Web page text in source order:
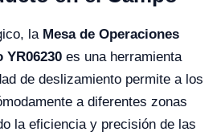
la Mesa de Operaciones
es una herramienta
de deslizamiento permite a los
a diferentes zonas
la eficiencia y precisión de las